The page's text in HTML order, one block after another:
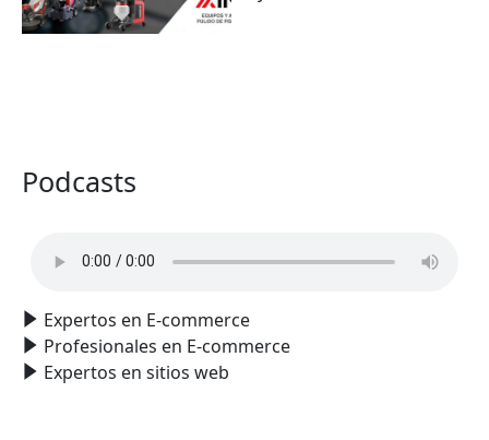
Podcasts
Expertos en E-commerce
Profesionales en E-commerce
Expertos en sitios web